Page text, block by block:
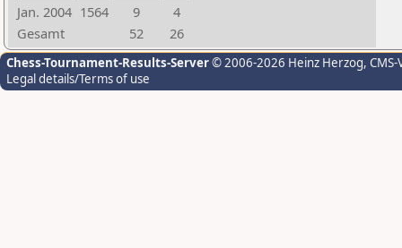
Jan. 2004 1564 9
4
Gesamt
52 26
Chess-Tournament-Results-Server© 2006-2026 Heinz Herzog,
Legal details/Terms of use